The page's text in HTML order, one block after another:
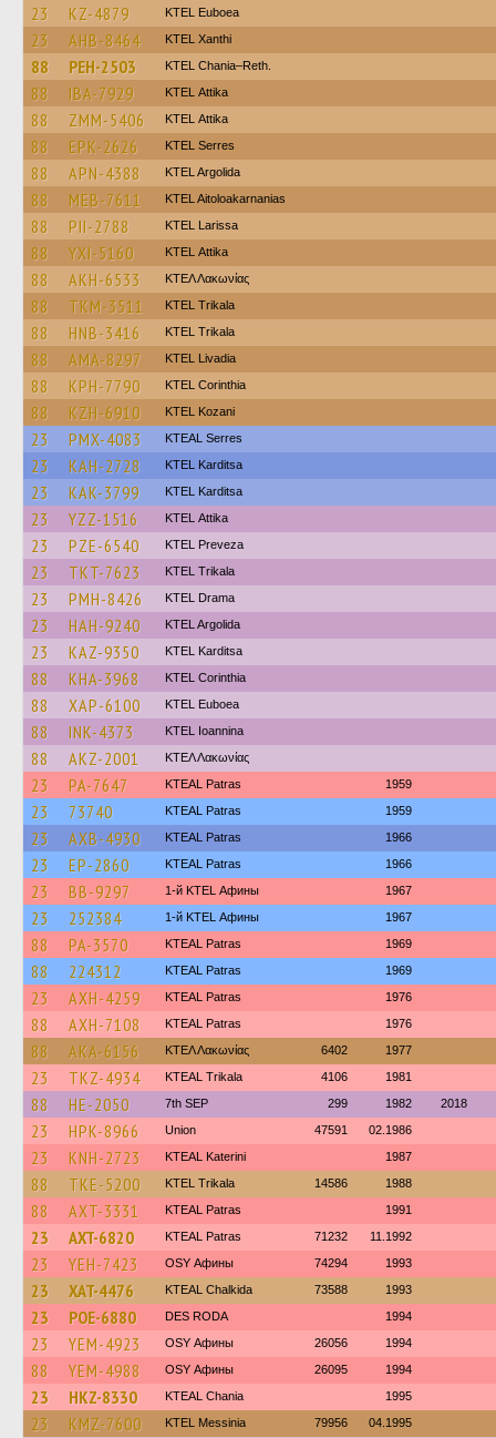
23 KZ-4879 ΚΤΕL Euboea
23 AHB-8464 KTEL Xanthi
88 PEH-2503 KTEL Chania–Reth.
88 IBA-7929 KΤΕL Αttika
88 ZMM-5406 KΤΕL Αttika
88 EPK-2626 KTEL Serres
88 APN-4388 KTEL Argolida
88 MEB-7611 KTEL Aitoloakarnanias
88 PII-2788 KTEL Larissa
88 YXI-5160 KΤΕL Αttika
88 AKH-6533 ΚΤΕΛ Λακωνίας
88 TKM-3511 ΚΤΕL Τrikala
88 HNB-3416 ΚΤΕL Τrikala
88 AMA-8297 KTEL Livadia
88 KPH-7790 KTEL Corinthia
88 KZH-6910 ΚΤΕL Kozani
23 PMX-4083 KTEAL Serres
23 KAH-2728 ΚΤΕL Karditsa
23 KAK-3799 ΚΤΕL Karditsa
23 YZZ-1516 KΤΕL Αttika
23 PZE-6540 KTEL Preveza
23 TKT-7623 ΚΤΕL Τrikala
23 PMH-8426 KTEL Drama
23 HAH-9240 KTEL Argolida
23 KAZ-9350 ΚΤΕL Karditsa
88 KHA-3968 KTEL Corinthia
88 XAP-6100 ΚΤΕL Euboea
88 INK-4373 KTEL Ioannina
88 AKZ-2001 ΚΤΕΛ Λακωνίας
23 PA-7647 KTEAL Patras 1959
23 73740 KTEAL Patras 1959
23 AXB-4930 KTEAL Patras 1966
23 EP-2860 KTEAL Patras 1966
23 BB-9297 1-й KTEL Афины 1967
23 252384 1-й KTEL Афины 1967
88 PA-3570 KTEAL Patras 1969
88 224312 KTEAL Patras 1969
23 AXH-4259 KTEAL Patras 1976
88 AXH-7108 KTEAL Patras 1976
88 AKA-6156 ΚΤΕΛ Λακωνίας 6402 1977
23 TKZ-4934 KTEAL Trikala 4106 1981
88 HE-2050 7th SEP 299 1982 2018
23 HPK-8966 Union 47591 02.1986
23 KNH-2723 KTEAL Katerini 1987
88 TKE-5200 ΚΤΕL Τrikala 14586 1988
88 AXT-3331 KTEAL Patras 1991
23 AXT-6820 KTEAL Patras 71232 11.1992
23 YEH-7423 OSY Афины 74294 1993
23 XAT-4476 KTEAL Chalkida 73588 1993
23 POE-6880 DES RODA 1994
23 YEM-4923 OSY Афины 26056 1994
88 YEM-4988 OSY Афины 26095 1994
23 HKZ-8330 KTEAL Chania 1995
23 KMZ-7600 KTEL Messinia 79956 04.1995